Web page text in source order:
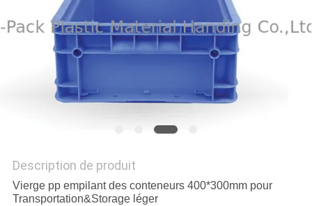
SITE
PRIVACY
POLICY
Description de produit
Vierge pp empilant des conteneurs 400*300mm pour
Transportation&Storage léger